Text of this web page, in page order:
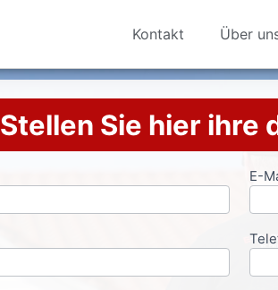
Kontakt Über
Stellen Sie hier ihre
E-